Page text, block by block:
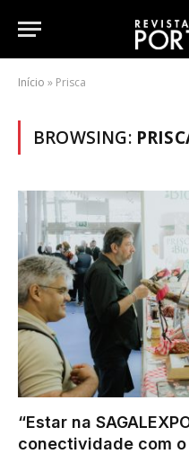
Início » Prisca
BROWSING:
“Estar na
conectividade com